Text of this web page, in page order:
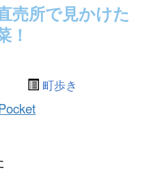
売所で見かけた
！
町歩き